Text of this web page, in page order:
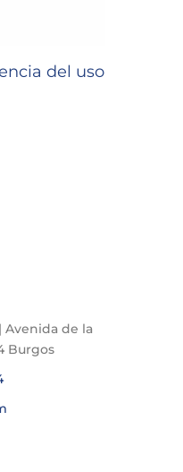
del uso
Avenida de la
Burgos